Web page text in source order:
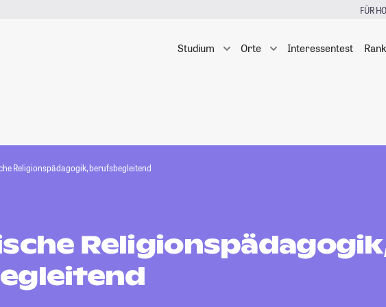
FÜR
Studium Orte Interessentest
Religionspädagogik, berufsbegleitend